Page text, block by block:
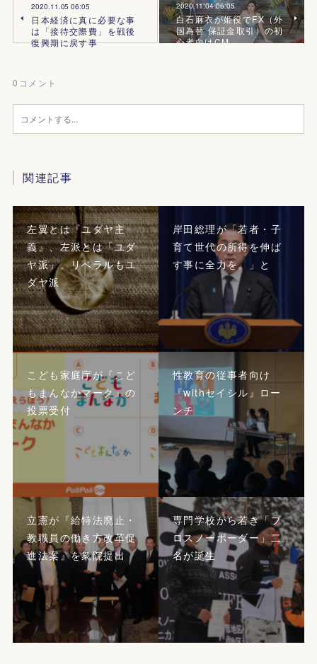
2020.11.05 06:05
日本経済に真に必要な事
は「接待交際費」を戦後
復興期に戻す事
2020.11.04 06:05
白石麻衣が姫役でFX（外
国為替 保証金取引）の初
心者向けCM
0 コメント
関連記事
左翼とは『ユダヤ主
義』、左派とは「ユダ
ヤ派」。リベラルもユ
ダヤ派
岸田総理が「若者・子
育て世代の所得を伸ば
す事に全力を。」と
こども家庭庁が『こど
もまんなかマーク』の
投票受付
性教育の従事者向け
『withセイシル』ロー
ンチ
立憲が『給特法廃止・
教職員の働き方改革促
進法案』を衆院提出
専門学校から若き「プ
ロスノーボーダー」二
名が誕生